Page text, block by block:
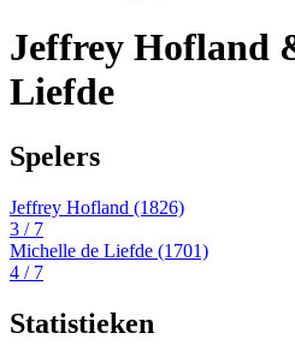
Jeffrey Hofland
Liefde
Spelers
Jeffrey Hofland (1826)
3 / 7
Michelle de Liefde (1701)
4 / 7
Statistieken